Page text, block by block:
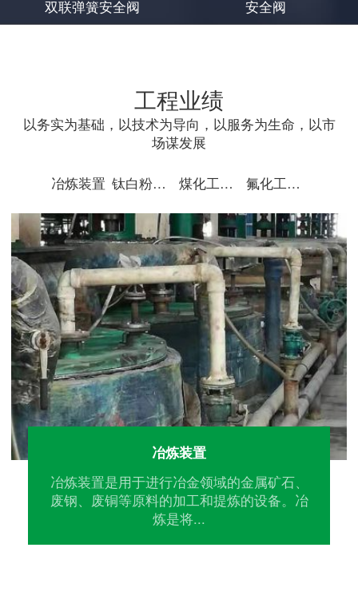
双联弹簧安全阀 安全阀
工程业绩
以务实为基础，以技术为导向，以服务为生命，以市
场谋发展
冶炼装置 钛白粉装置 煤化工装置 氟化工装置
冶炼装置
冶炼装置是用于进行冶金领域的金属矿石、
废钢、废铜等原料的加工和提炼的设备。冶
炼是将...